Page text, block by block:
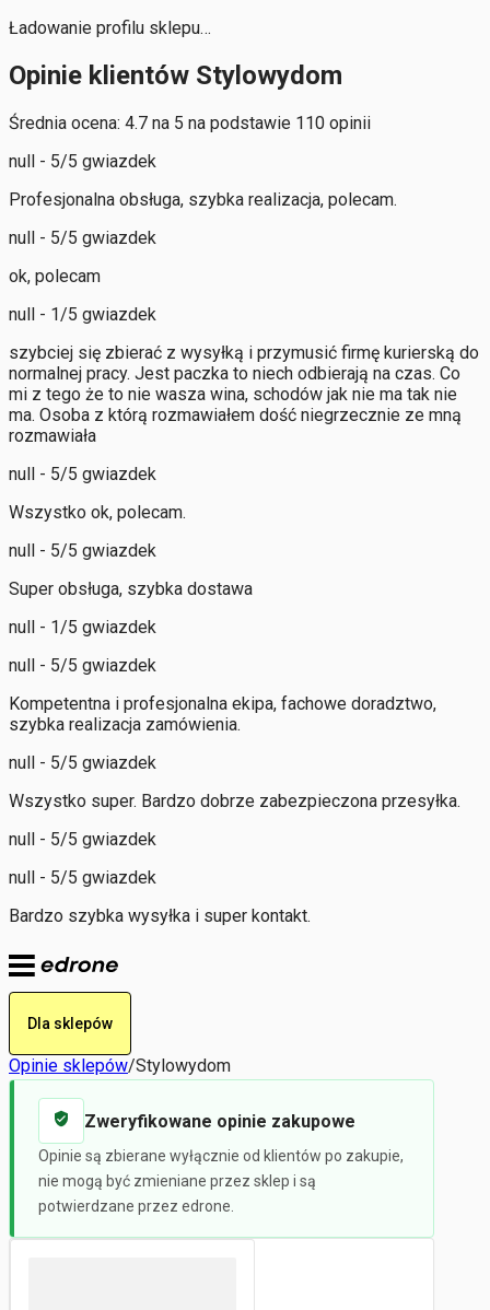
Ładowanie profilu sklepu…
Opinie klientów Stylowydom
Średnia ocena: 4.7 na 5 na podstawie 110 opinii
null - 5/5 gwiazdek
Profesjonalna obsługa, szybka realizacja, polecam.
null - 5/5 gwiazdek
ok, polecam
null - 1/5 gwiazdek
szybciej się zbierać z wysyłką i przymusić firmę kurierską do
normalnej pracy. Jest paczka to niech odbierają na czas. Co
mi z tego że to nie wasza wina, schodów jak nie ma tak nie
ma. Osoba z którą rozmawiałem dość niegrzecznie ze mną
rozmawiała
null - 5/5 gwiazdek
Wszystko ok, polecam.
null - 5/5 gwiazdek
Super obsługa, szybka dostawa
null - 1/5 gwiazdek
null - 5/5 gwiazdek
Kompetentna i profesjonalna ekipa, fachowe doradztwo,
szybka realizacja zamówienia.
null - 5/5 gwiazdek
Wszystko super. Bardzo dobrze zabezpieczona przesyłka.
null - 5/5 gwiazdek
null - 5/5 gwiazdek
Bardzo szybka wysyłka i super kontakt.
Dla sklepów
Opinie sklepów/Stylowydom
Zweryfikowane opinie zakupowe
Opinie są zbierane wyłącznie od klientów po zakupie,
nie mogą być zmieniane przez sklep i są
potwierdzane przez edrone.